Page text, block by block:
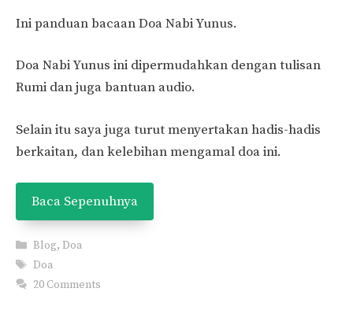
Ini panduan bacaan Doa Nabi Yunus.
Doa Nabi Yunus ini dipermudahkan dengan tulisan
Rumi dan juga bantuan audio.
Selain itu saya juga turut menyertakan hadis-hadis
berkaitan, dan kelebihan mengamal doa ini.
Baca Sepenuhnya
Categories
Blog,Doa
Tags
Doa
20 Comments